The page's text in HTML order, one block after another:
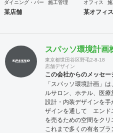
ダイニング・バー 施工管理
某店舗
オフィス
某オフィス
スパッソ環境計画
東京都世田谷区野毛2-8-18
店舗デザイン
この会社からのメッセー
「スパッソ環境計画」
ルサロン、ホテル、医
設計・内装デザインを
ザインを通して エンド
を売るための空間をクリ
これまで多くの有名ブ